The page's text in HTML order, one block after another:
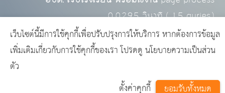
0.0295วินาที (15quries.)
เว็บไซต์นี้มีการใช้คุกกี้เพื่อปรับปรุงการให้บริการ หากต้องการข้อมูล
เพิ่มเติมเกี่ยวกับการใช้คุกกี้ของเรา โปรดดูนโยบายความเป็นส่วน
ตัว
ตั้งค่าคุกกี้
ยอมรับทั้งหมด